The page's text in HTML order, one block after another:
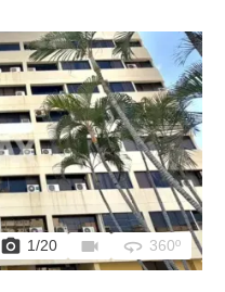
photo_camera 1/20 videocam 360 360º